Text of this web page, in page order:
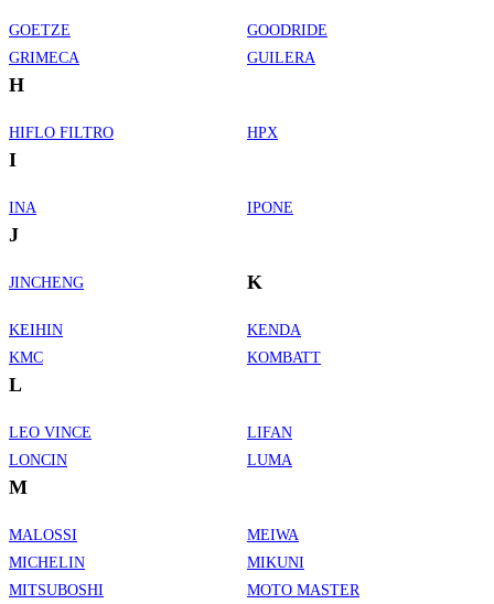
GOETZE
GOODRIDE
GRIMECA
GUILERA
H
HIFLO FILTRO HPX
I
INA IPONE
J
JINCHENG K
KEIHIN
KENDA
KMC
KOMBATT
L
LEO VINCE
LIFAN
LONCIN
LUMA
M
MALOSSI
MEIWA
MICHELIN
MIKUNI
MITSUBOSHI
MOTO MASTER